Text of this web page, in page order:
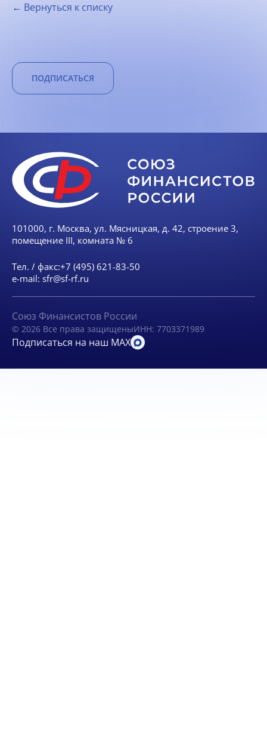
← Вернуться к списку
ПОДПИСАТЬСЯ
101000, г. Москва, ул. Мясницкая, д. 42, строение 3,
помещение III, комната № 6
Тел. / факс:+7 (495) 621-83-50
e-mail: sfr@sf-rf.ru
Союз Финансистов России
© 2026 Все права защищеныИНН: 7703371989
Подписаться на наш MAX